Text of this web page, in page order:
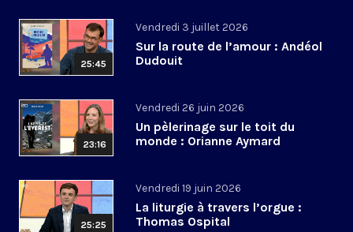
25:45
Vendredi 3 juillet 2026
Sur la route de l’amour : Andéol
Dudouit
23:16
Vendredi 26 juin 2026
Un pèlerinage sur le toit du
monde : Orianne Aymard
25:25
Vendredi 19 juin 2026
La liturgie à travers l’orgue :
Thomas Ospital